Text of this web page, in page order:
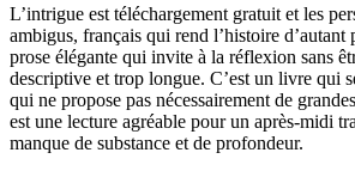
L’intrigue est téléchargement gratuit et les
ambigus, français qui rend l’histoire d’autant
prose élégante qui invite à la réflexion sans
descriptive et trop longue. C’est un livre qui
qui ne propose pas nécessairement de
est une lecture agréable pour un après-midi
manque de substance et de profondeur.